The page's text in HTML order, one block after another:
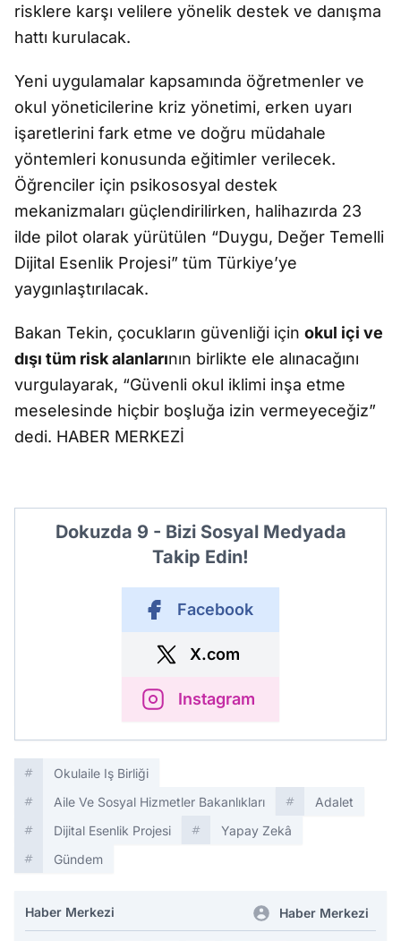
risklere karşı velilere yönelik destek ve danışma
hattı kurulacak.
Yeni uygulamalar kapsamında öğretmenler ve
okul yöneticilerine kriz yönetimi, erken uyarı
işaretlerini fark etme ve doğru müdahale
yöntemleri konusunda eğitimler verilecek.
Öğrenciler için psikososyal destek
mekanizmaları güçlendirilirken, halihazırda 23
ilde pilot olarak yürütülen “Duygu, Değer Temelli
Dijital Esenlik Projesi” tüm Türkiye’ye
yaygınlaştırılacak.
Bakan Tekin, çocukların güvenliği için okul içi ve
dışı tüm risk alanlarının birlikte ele alınacağını
vurgulayarak, “Güvenli okul iklimi inşa etme
meselesinde hiçbir boşluğa izin vermeyeceğiz”
dedi. HABER MERKEZİ
Dokuzda 9 - Bizi Sosyal Medyada
Takip Edin!
Facebook
X.com
Instagram
Okulaile Iş Birliği
Aile Ve Sosyal Hizmetler Bakanlıkları
Adalet
Dijital Esenlik Projesi
Yapay Zekâ
Gündem
Haber Merkezi Haber Merkezi